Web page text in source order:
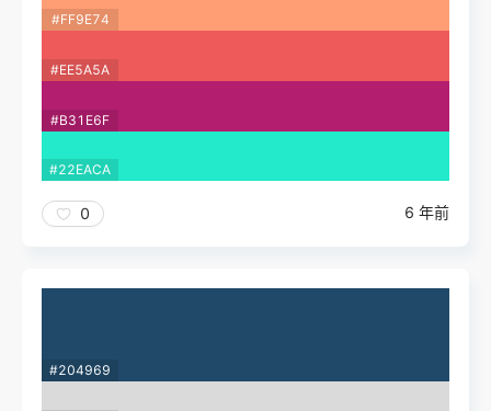
#FF9E74
#EE5A5A
#B31E6F
#22EACA
0 6 年前
#204969